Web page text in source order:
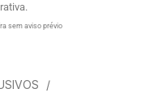
sem aviso prévio